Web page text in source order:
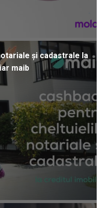
și cadastrale la
maib